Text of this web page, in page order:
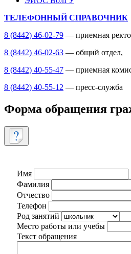
ТЕЛЕФОННЫЙ СПРАВОЧНИК
8 (8442) 46-02-79 — приемная
8 (8442) 46-02-63 — общий отдел,
8 (8442) 40-55-47 — приемная
8 (8442) 40-55-12 — пресс-служба
Форма обращения
Имя
Фамилия
Отчество
Телефон
Род занятий
Место работы или учебы
Текст обращения